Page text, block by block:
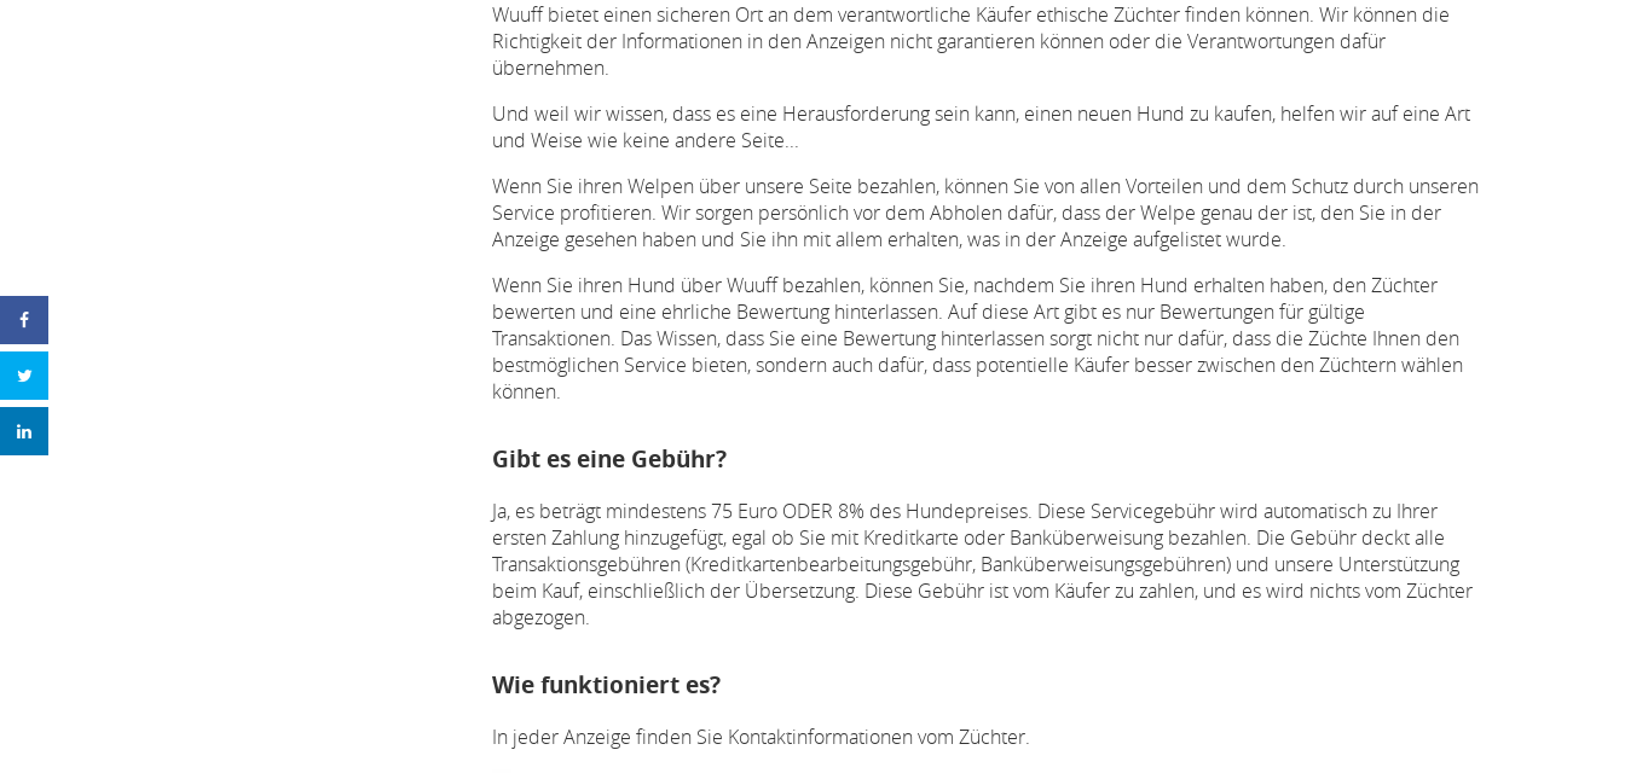
Wuuff bietet einen sicheren Ort an dem verantwortliche Käufer ethische Züchter finden können. Wir können die
Richtigkeit der Informationen in den Anzeigen nicht garantieren können oder die Verantwortungen dafür
übernehmen.
Und weil wir wissen, dass es eine Herausforderung sein kann, einen neuen Hund zu kaufen, helfen wir auf eine Art
und Weise wie keine andere Seite...
Wenn Sie ihren Welpen über unsere Seite bezahlen, können Sie von allen Vorteilen und dem Schutz durch unseren
Service profitieren. Wir sorgen persönlich vor dem Abholen dafür, dass der Welpe genau der ist, den Sie in der
Anzeige gesehen haben und Sie ihn mit allem erhalten, was in der Anzeige aufgelistet wurde.
Wenn Sie ihren Hund über Wuuff bezahlen, können Sie, nachdem Sie ihren Hund erhalten haben, den Züchter
bewerten und eine ehrliche Bewertung hinterlassen. Auf diese Art gibt es nur Bewertungen für gültige
Transaktionen. Das Wissen, dass Sie eine Bewertung hinterlassen sorgt nicht nur dafür, dass die Züchte Ihnen den
bestmöglichen Service bieten, sondern auch dafür, dass potentielle Käufer besser zwischen den Züchtern wählen
können.
Gibt es eine Gebühr?
Ja, es beträgt mindestens 75 Euro ODER 8% des Hundepreises. Diese Servicegebühr wird automatisch zu Ihrer
ersten Zahlung hinzugefügt, egal ob Sie mit Kreditkarte oder Banküberweisung bezahlen. Die Gebühr deckt alle
Transaktionsgebühren (Kreditkartenbearbeitungsgebühr, Banküberweisungsgebühren) und unsere Unterstützung
beim Kauf, einschließlich der Übersetzung. Diese Gebühr ist vom Käufer zu zahlen, und es wird nichts vom Züchter
abgezogen.
Wie funktioniert es?
In jeder Anzeige finden Sie Kontaktinformationen vom Züchter.